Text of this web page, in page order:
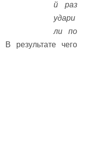
й раз
удари
ли по
В результате чего